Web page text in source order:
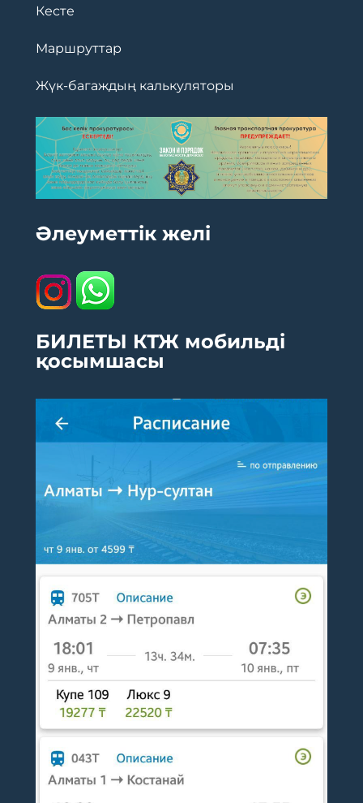
Кесте
Маршруттар
Жүк-багаждың калькуляторы
Әлеуметтік желі
БИЛЕТЫ КТЖ мобильді
қосымшасы